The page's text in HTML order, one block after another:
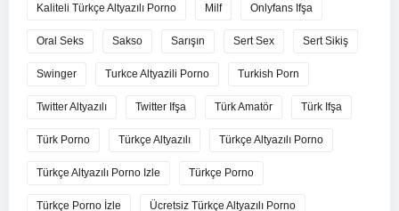
Kaliteli Türkçe Altyazılı Porno Milf Onlyfans Ifşa
Oral Seks Sakso Sarışın Sert Sex Sert Sikiş
Swinger Turkce Altyazili Porno Turkish Porn
Twitter Altyazılı Twitter Ifşa Türk Amatör Türk Ifşa
Türk Porno Türkçe Altyazılı Türkçe Altyazılı Porno
Türkçe Altyazılı Porno Izle Türkçe Porno
Türkçe Porno İzle Ücretsiz Türkçe Altyazılı Porno